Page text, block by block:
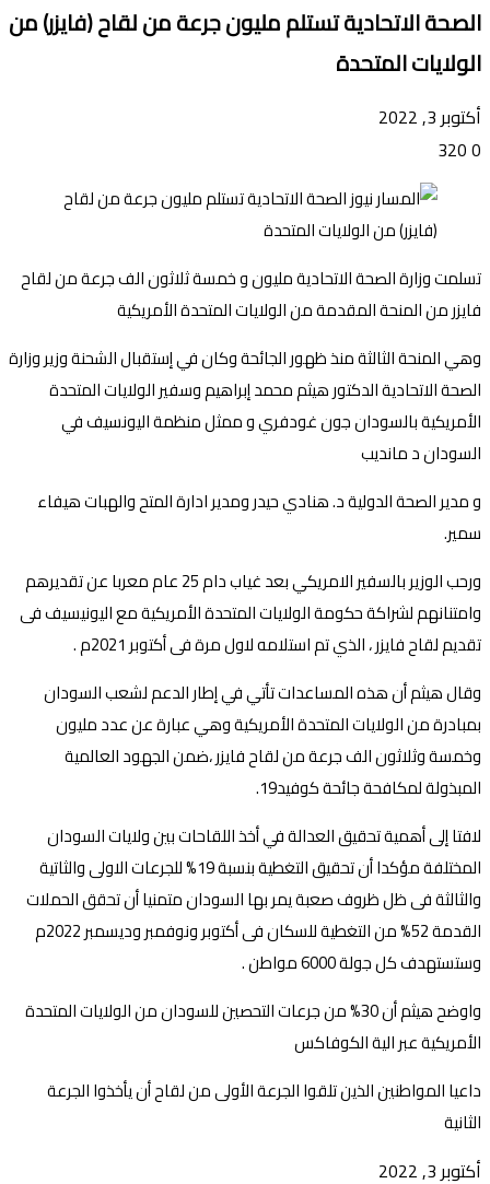
الصحة الاتحادية تستلم مليون جرعة من لقاح (فايزر) من
الولايات المتحدة
أكتوبر 3, 2022
0
تسلمت وزارة الصحة الاتحادية مليون و خمسة ثلاثون الف جرعة من لقاح
فايزر من المنحة المقدمة من الولايات المتحدة الأمريكية
وهي المنحة الثالثة منذ ظهور الجائحة وكان في إستقبال الشحنة وزير وزارة
الصحة الاتحادية الدكتور هيثم محمد إبراهيم وسفير الولايات المتحدة
الأمريكية بالسودان جون غودفري و ممثل منظمة اليونسيف في
السودان د مانديب
و مدير الصحة الدولية د. هنادي حيدر ومدير ادارة المتح والهبات هيفاء
سمير.
ورحب الوزير بالسفير الامريكي بعد غياب دام 25 عام معربا عن تقديرهم
وامتنانهم لشراكة حكومة الولايات المتحدة الأمريكية مع اليونيسيف فى
تقديم لقاح فايزر ، الذي تم استلامه لاول مرة فى أكتوبر 2021م .
وقال هيثم أن هذه المساعدات تأتي في إطار الدعم لشعب السودان
بمبادرة من الولايات المتحدة الأمريكية وهي عبارة عن عدد مليون
وخمسة وثلاثون الف جرعة من لقاح فايزر ،ضمن الجهود العالمية
المبذولة لمكافحة جائحة كوفيد19.
لافتا إلى أهمية تحقيق العدالة في أخذ اللقاحات بين ولايات السودان
المختلفة مؤكدا أن تحقيق التغطية بنسبة 19% للجرعات الاولى والثاتية
والثالثة فى ظل ظروف صعبة يمر بها السودان متمنيا أن تحقق الحملات
القدمة 52% من التغطية للسكان فى أكتوبر ونوفمبر وديسمبر 2022م
وستستهدف كل جولة 6000 مواطن .
واوضح هيثم أن 30% من جرعات التحصين للسودان من الولايات المتحدة
الأمريكية عبر الية الكوفاكس
داعيا المواطنين الذين تلقوا الجرعة الأولى من لقاح أن يأخذوا الجرعة
الثانية
أكتوبر 3, 2022